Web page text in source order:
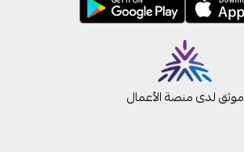
موثق لدى منصة الأعمال